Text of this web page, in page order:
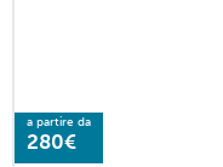
a partire da
280€